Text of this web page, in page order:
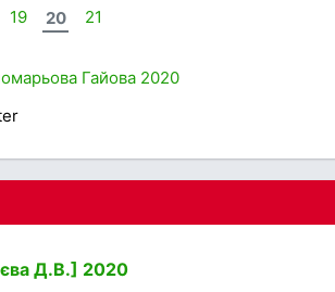
19 20 21
Гайова 2020
Д.В.] 2020